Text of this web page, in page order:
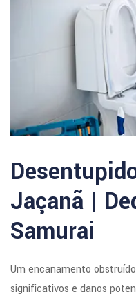
Jaçanã |
Samurai
Um encanamento
significativos e danos